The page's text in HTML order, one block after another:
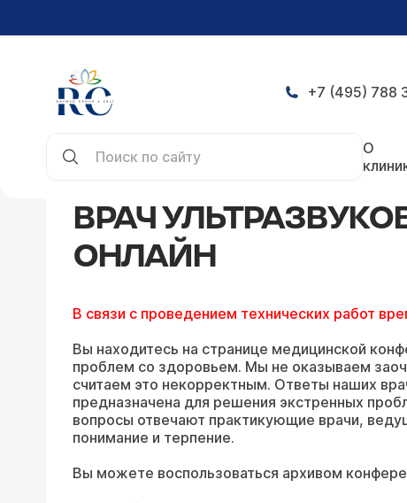
+7 (495) 788
О
ВРАЧ
ОНЛАЙН
В связи с проведением технических работ
Вы находитесь на странице медицинской
проблем со здоровьем. Мы не оказываем
считаем это некорректным. Ответы наших
предназначена для решения экстренных
вопросы отвечают практикующие врачи,
понимание и терпение.
Вы можете воспользоваться архивом